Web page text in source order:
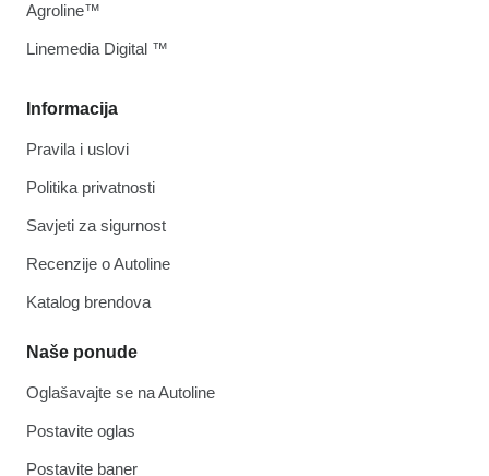
Informacija
Pravila i uslovi
Politika privatnosti
Savjeti za sigurnost
Recenzije o Autoline
Katalog brendova
Naše ponude
Oglašavajte se na Autoline
Postavite oglas
Postavite baner
Agroline™
Linemedia Digital ™